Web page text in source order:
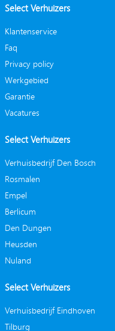
Select Verhuizers
Klantenservice
Faq
Privacy policy
Werkgebied
Garantie
Vacatures
Select Verhuizers
Verhuisbedrijf Den Bosch
Rosmalen
Empel
Berlicum
Den Dungen
Heusden
Nuland
Select Verhuizers
Verhuisbedrijf Eindhoven
Tilburg